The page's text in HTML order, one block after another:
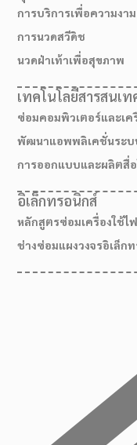
การบริการเพื่อความงาม
การนวดสวีดิช
นวดฝ่าเท้าเพื่อสุขภาพ
เทคโนโลยีสารสนเท
ซ่อมคอมพิวเตอร์และเค
พัฒนาแอพพลิเคชั่นระบ
การออกแบบและผลิตสื่
อิเล็กทรอนิกส์
หลักสูตรซ่อมเครื่องใช้
ช่างซ่อมแผงวงจรอิเล็ก